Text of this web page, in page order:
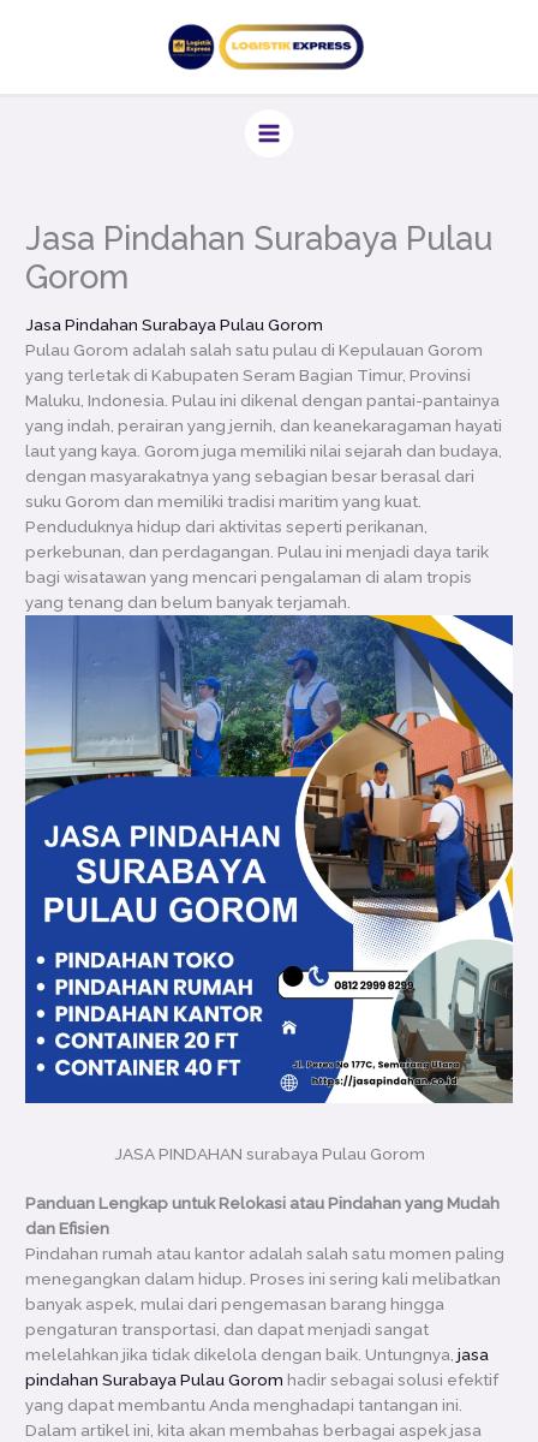
Jasa Pindahan Surabaya Pulau
Gorom
Jasa Pindahan Surabaya Pulau Gorom
Pulau Gorom adalah salah satu pulau di Kepulauan Gorom
yang terletak di Kabupaten Seram Bagian Timur, Provinsi
Maluku, Indonesia. Pulau ini dikenal dengan pantai-pantainya
yang indah, perairan yang jernih, dan keanekaragaman hayati
laut yang kaya. Gorom juga memiliki nilai sejarah dan budaya,
dengan masyarakatnya yang sebagian besar berasal dari
suku Gorom dan memiliki tradisi maritim yang kuat.
Penduduknya hidup dari aktivitas seperti perikanan,
perkebunan, dan perdagangan. Pulau ini menjadi daya tarik
bagi wisatawan yang mencari pengalaman di alam tropis
yang tenang dan belum banyak terjamah.
JASA PINDAHAN surabaya Pulau Gorom
Panduan Lengkap untuk Relokasi atau Pindahan yang Mudah
dan Efisien
Pindahan rumah atau kantor adalah salah satu momen paling
menegangkan dalam hidup. Proses ini sering kali melibatkan
banyak aspek, mulai dari pengemasan barang hingga
pengaturan transportasi, dan dapat menjadi sangat
melelahkan jika tidak dikelola dengan baik. Untungnya,jasa
pindahan Surabaya Pulau Goromhadir sebagai solusi efektif
yang dapat membantu Anda menghadapi tantangan ini.
Dalam artikel ini, kita akan membahas berbagai aspek jasa